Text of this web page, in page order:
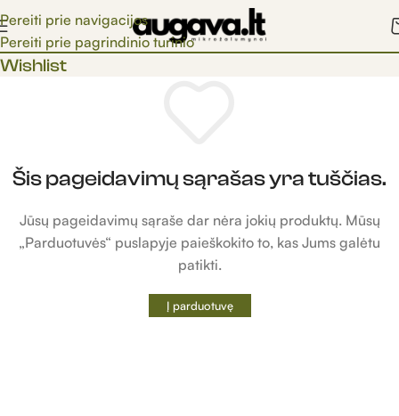
Pereiti prie navigacijos
Pereiti prie pagrindinio turinio
Wishlist
Šis pageidavimų sąrašas yra tuščias.
Jūsų pageidavimų sąraše dar nėra jokių produktų. Mūsų
„Parduotuvės“ puslapyje paieškokito to, kas Jums galėtu
patikti.
Į parduotuvę